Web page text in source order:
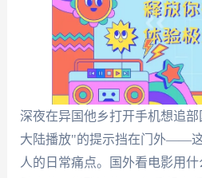
深夜在异国他乡打开手机想追
大陆播放"的提示挡在门外——
人的日常痛点。国外看电影用什